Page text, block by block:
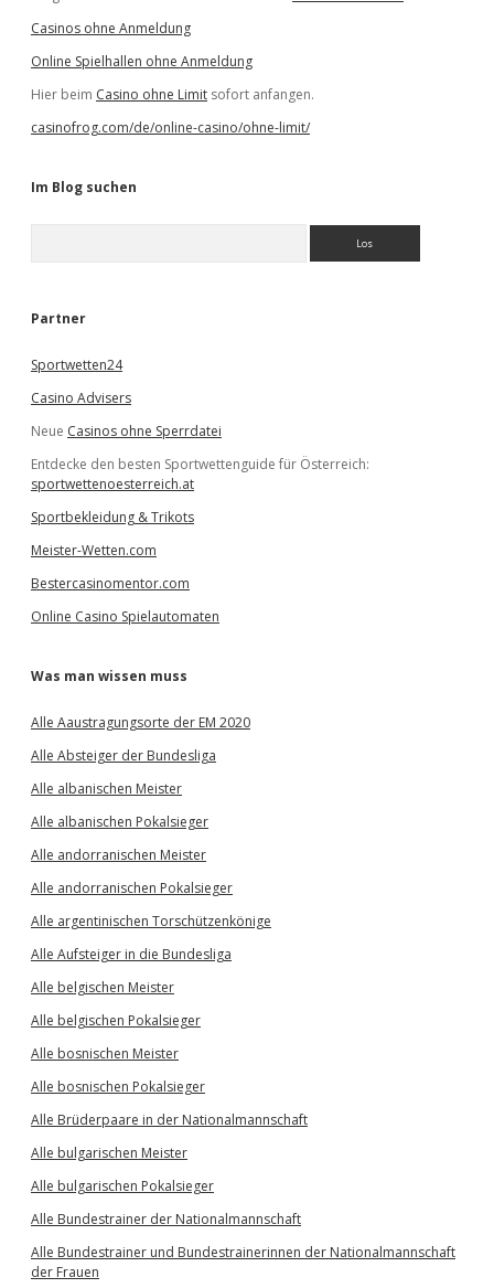
Casinos ohne Anmeldung
Online Spielhallen ohne Anmeldung
Hier beim Casino ohne Limit sofort anfangen.
casinofrog.com/de/online-casino/ohne-limit/
Im Blog suchen
e
Partner
Sportwetten24
Casino Advisers
Neue Casinos ohne Sperrdatei
Entdecke den besten Sportwettenguide für Österreich:
sportwettenoesterreich.at
Sportbekleidung & Trikots
Meister-Wetten.com
Bestercasinomentor.com
Online Casino Spielautomaten
Was man wissen muss
Alle Aaustragungsorte der EM 2020
Alle Absteiger der Bundesliga
Alle albanischen Meister
Alle albanischen Pokalsieger
Alle andorranischen Meister
Alle andorranischen Pokalsieger
Alle argentinischen Torschützenkönige
Alle Aufsteiger in die Bundesliga
Alle belgischen Meister
Alle belgischen Pokalsieger
Alle bosnischen Meister
Alle bosnischen Pokalsieger
Alle Brüderpaare in der Nationalmannschaft
Alle bulgarischen Meister
Alle bulgarischen Pokalsieger
Alle Bundestrainer der Nationalmannschaft
Alle Bundestrainer und Bundestrainerinnen der Nationalmannschaft
der Frauen